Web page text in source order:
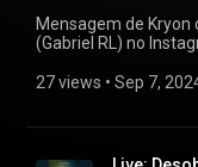
Mensagem de
(Gabriel RL) no Instagram. Pela Verdade, nada
27 views • Sep 7,